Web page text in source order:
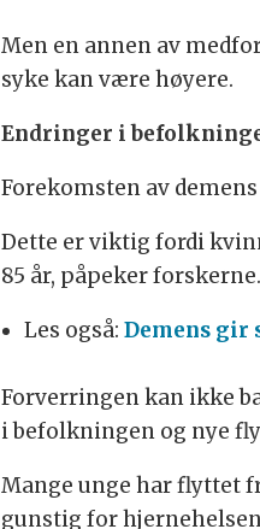
Men en annen av
syke kan være høyere.
Endringer i
Forekomsten av
Dette er viktig fordi
85 år, påpeker forskerne.
Les også: Demens gir
Forverringen kan ikke
i befolkningen og nye
Mange unge har flyttet
gunstig for